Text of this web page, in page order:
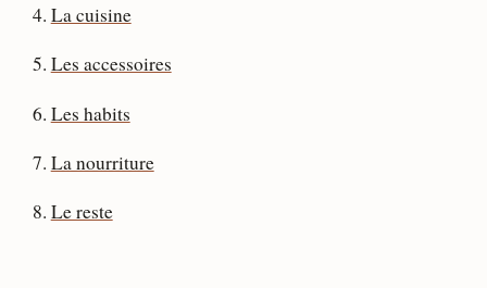
La cuisine
Les accessoires
Les habits
La nourriture
Le reste